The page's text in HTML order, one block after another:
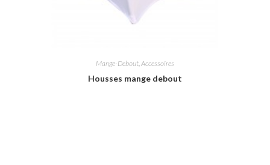
Mange-Debout Accessoires
Housses mange debout